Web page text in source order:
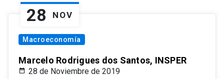
28 NOV
Macroeconomía
Marcelo Rodrigues dos Santos, INSPER
28 de Noviembre de 2019